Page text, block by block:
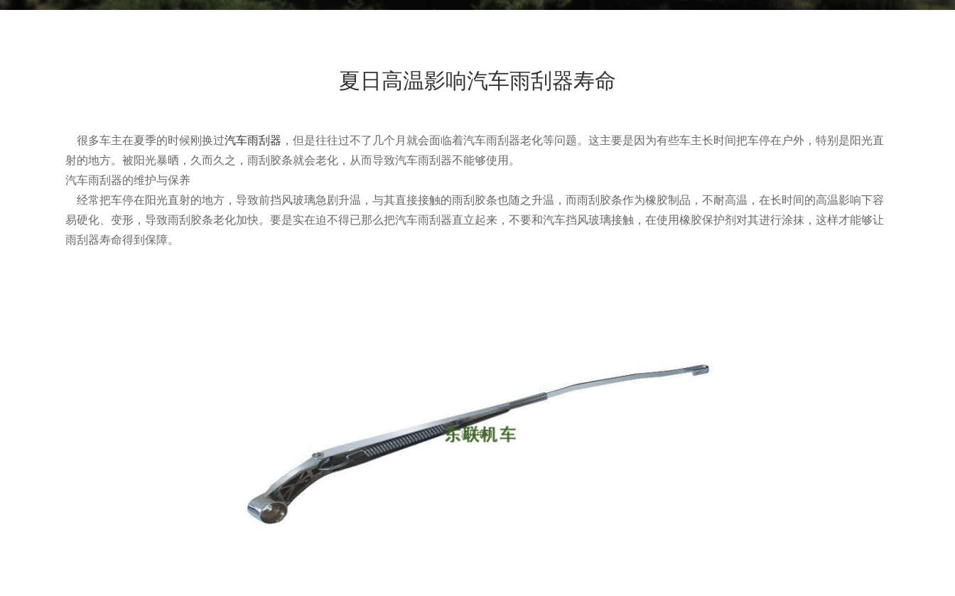
夏日高温影响汽车雨刮器寿命
很多车主在夏季的时候刚换过汽车雨刮器 ，但是往往过不了几个月就会面临着汽车雨刮器老化等问题。这主要是因为有些车主长时间把车停在户外，特别是阳光直
射的地方。被阳光暴晒，久而久之，雨刮胶条就会老化，从而导致汽车雨刮器不能够使用。
汽车雨刮器的维护与保养
经常把车停在阳光直射的地方，导致前挡风玻璃急剧升温，与其直接接触的雨刮胶条也随之升温，而雨刮胶条作为橡胶制品，不耐高温，在长时间的高温影响下容
易硬化、变形，导致雨刮胶条老化加快。要是实在迫不得已那么把汽车雨刮器直立起来，不要和汽车挡风玻璃接触，在使用橡胶保护剂对其进行涂抹，这样才能够让
雨刮器寿命得到保障。